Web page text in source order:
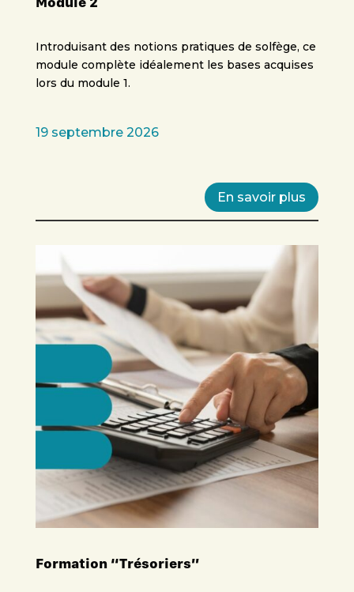
Introduisant des notions pratiques de solfège, ce
module complète idéalement les bases acquises
lors du module 1.
19 septembre 2026
En savoir plus
Formation “Trésoriers”